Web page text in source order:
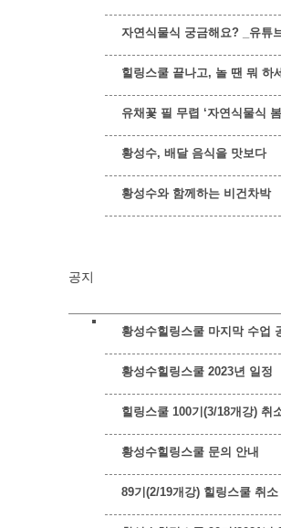
힐링스쿨 끝나고, 놀 땐 뭐 하
유채꽃 필 무렵 ‘자연식물식
황성수, 배달 음식을 맛보다
황성수와 함께하는 비건차박
공지
황성수힐링스쿨 마지막 수업
황성수힐링스쿨 2023년 일정
힐링스쿨 100기(3/18개강) 취
황성수힐링스쿨 문의 안내
89기(2/19개강) 힐링스쿨 취소